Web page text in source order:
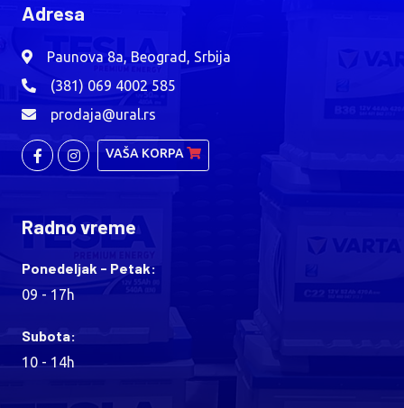
Adresa
Paunova 8a, Beograd, Srbija
(381) 069 4002 585
prodaja@ural.rs
VAŠA KORPA
Radno vreme
Ponedeljak - Petak:
09 - 17h
Subota:
10 - 14h